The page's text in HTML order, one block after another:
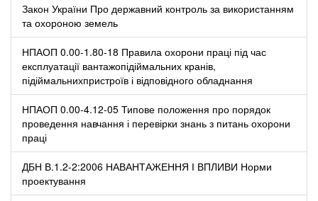
Закон України Про державний контроль за використанням
та охороною земель
НПАОП 0.00-1.80-18 Правила охорони праці під час
експлуатації вантажопідіймальних кранів,
підіймальнихпристроїв і відповідного обладнання
НПАОП 0.00-4.12-05 Типове положення про порядок
проведення навчання і перевірки знань з питань охорони
праці
ДБН В.1.2-2:2006 НАВАНТАЖЕННЯ І ВПЛИВИ Норми
проектування